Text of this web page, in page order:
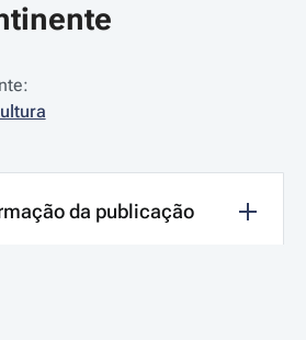
da publicação